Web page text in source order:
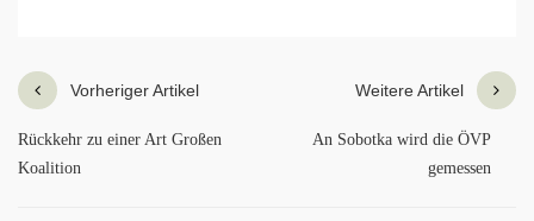
Vorheriger Artikel
Rückkehr zu einer Art Großen
Koalition
Weitere Artikel
An Sobotka wird die ÖVP
gemessen